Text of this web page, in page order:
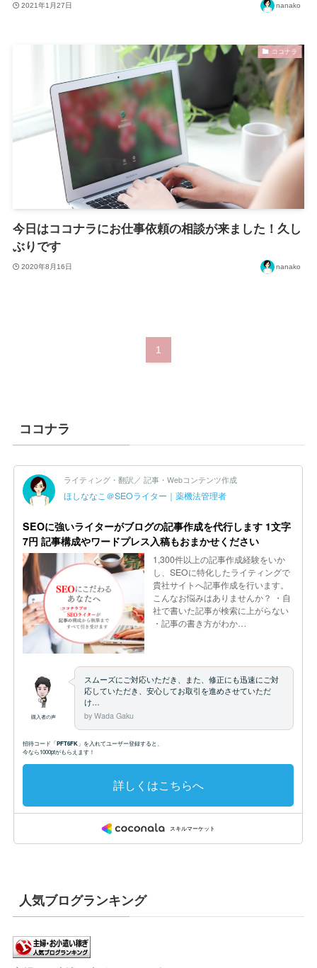
2021年1月27日 nanako
ココナラ
今日はココナラにお仕事依頼の相談が来ました！久し
ぶりです
2020年8月16日 nanako
1
ココナラ
人気ブログランキング